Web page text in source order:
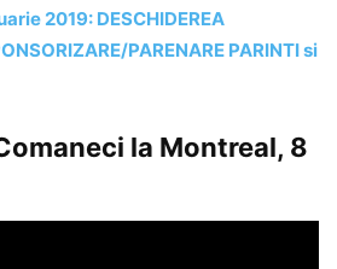
2019: DESCHIDEREA
PARENARE PARINTI si
la Montreal, 8